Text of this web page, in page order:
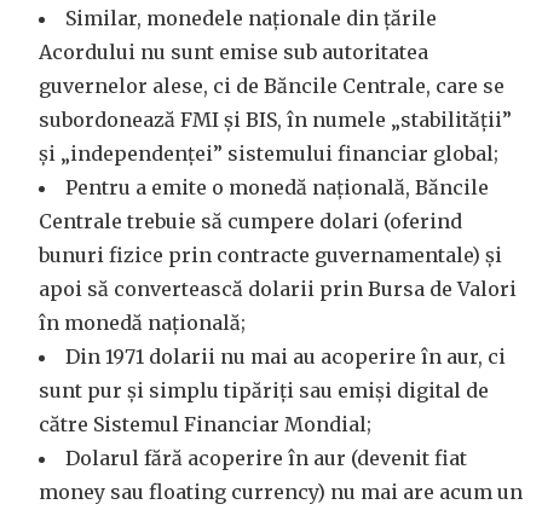
Similar, monedele naționale din țările
Acordului nu sunt emise sub autoritatea
guvernelor alese, ci de Băncile Centrale, care se
subordonează FMI și BIS, în numele „stabilității”
și „independenței” sistemului financiar global;
Pentru a emite o monedă națională, Băncile
Centrale trebuie să cumpere dolari (oferind
bunuri fizice prin contracte guvernamentale) și
apoi să convertească dolarii prin Bursa de Valori
în monedă națională;
Din 1971 dolarii nu mai au acoperire în aur, ci
sunt pur și simplu tipăriți sau emiși digital de
către Sistemul Financiar Mondial;
Dolarul fără acoperire în aur (devenit fiat
money sau floating currency) nu mai are acum un